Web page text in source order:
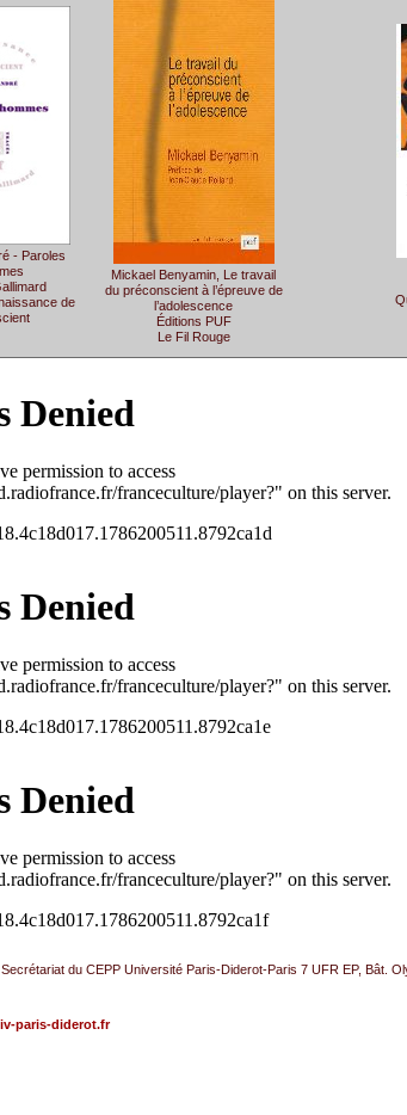
- Paroles
de
Mickael Benyamin, Le travail
du préconscient à l’épreuve de
l’adolescence
Éditions PUF
Le Fil Rouge
du CEPP Université Paris-Diderot-Paris 7 UFR EP, Bât.
paris-diderot.fr